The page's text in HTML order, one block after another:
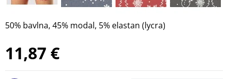
50% bavlna, 45% modal, 5% elastan (lycra)
11,87 €